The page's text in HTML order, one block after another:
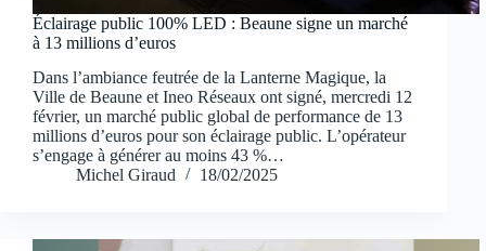
Éclairage public 100% LED : Beaune signe un marché
à 13 millions d’euros
Dans l’ambiance feutrée de la Lanterne Magique, la
Ville de Beaune et Ineo Réseaux ont signé, mercredi 12
février, un marché public global de performance de 13
millions d’euros pour son éclairage public. L’opérateur
s’engage à générer au moins 43 %…
Michel Giraud
18/02/2025